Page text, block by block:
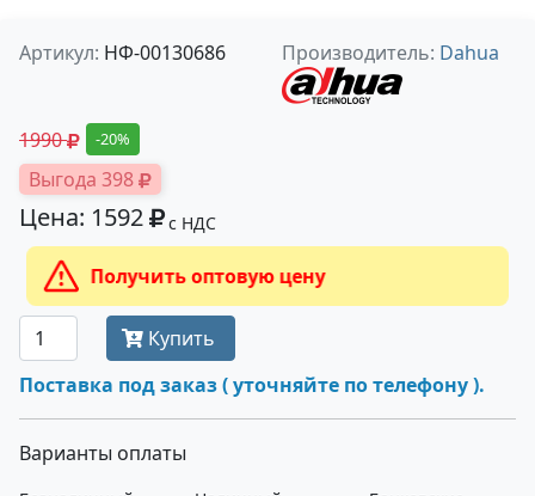
Артикул: НФ-00130686 Производитель: Dahua
1990 -20%
Выгода 398
Цена: 1592 с НДС
Получить оптовую цену
Купить
Поставка под заказ ( уточняйте по телефону ).
Варианты оплаты